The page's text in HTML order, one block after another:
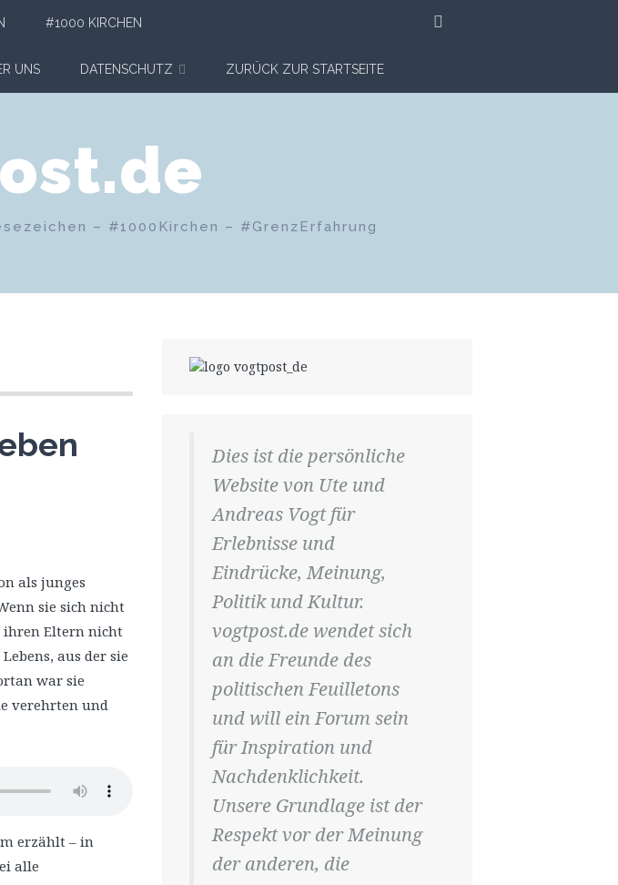
#1000 KIRCHEN
UNS DATENSCHUTZ ZURÜCK ZUR STARTSEITE
– #1000Kirchen – #GrenzErfahrung
als junges
sie sich nicht
ihren Eltern nicht
aus der sie
war sie
verehrten und
erzählt – in
alle
Dies ist die persönliche
Website von Ute und
Andreas Vogt für
Erlebnisse und
Eindrücke, Meinung,
Politik und Kultur.
vogtpost.de wendet sich
an die Freunde des
politischen Feuilletons
und will ein Forum sein
für Inspiration und
Nachdenklichkeit.
Unsere Grundlage ist der
Respekt vor der Meinung
der anderen, die